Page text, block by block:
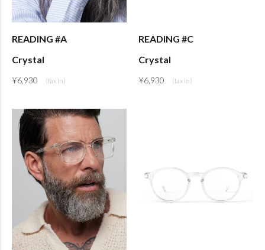
READING #A
Crystal
¥6,930
READING #C
Crystal
¥6,930